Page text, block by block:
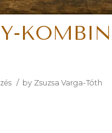
/ by Zsuzsa Varga-Tóth